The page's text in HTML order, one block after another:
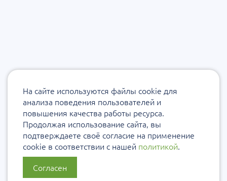
На сайте используются файлы cookie для
анализа поведения пользователей и
повышения качества работы ресурса.
Продолжая использование сайта, вы
подтверждаете своё согласие на применение
cookie в соответствии с нашей политикой.
Согласен